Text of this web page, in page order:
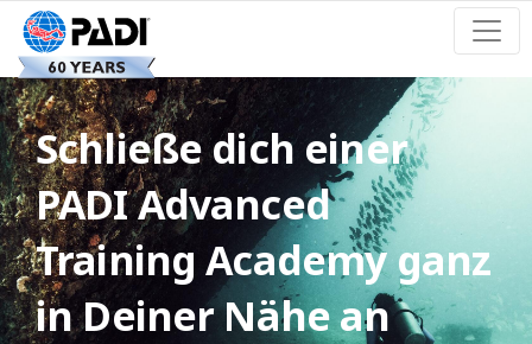
Schließe dich einer
PADI Advanced
Training Academy ganz
in Deiner Nähe an